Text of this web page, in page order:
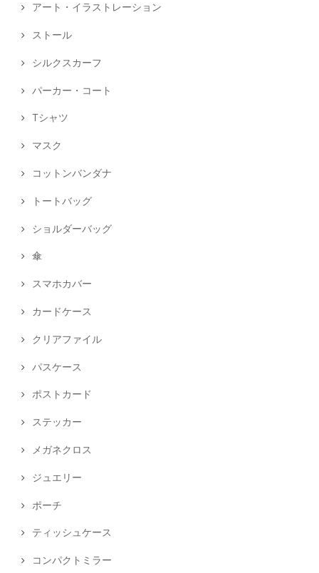
アート・イラストレーション
ストール
シルクスカーフ
パーカー・コート
Tシャツ
マスク
コットンバンダナ
トートバッグ
ショルダーバッグ
傘
スマホカバー
カードケース
クリアファイル
パスケース
ポストカード
ステッカー
メガネクロス
ジュエリー
ポーチ
ティッシュケース
コンパクトミラー